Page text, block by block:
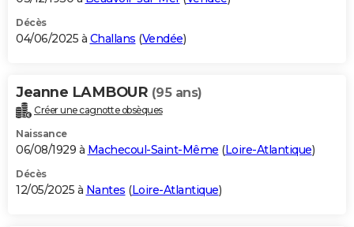
Décès
04/06/2025 à Challans (Vendée)
Jeanne LAMBOUR (95 ans)
Créer une cagnotte obsèques
Naissance
06/08/1929 à Machecoul-Saint-Même (Loire-Atlantique)
Décès
12/05/2025 à Nantes (Loire-Atlantique)